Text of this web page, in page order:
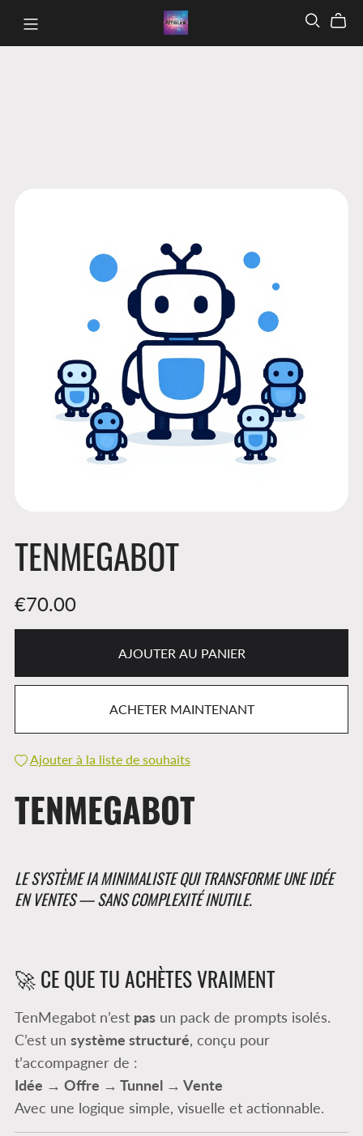
TENMEGABOT
€70.00
AJOUTER AU PANIER
ACHETER MAINTENANT
Ajouter à la liste de souhaits
TENMEGABOT
LE SYSTÈME IA MINIMALISTE QUI TRANSFORME UNE IDÉE
EN VENTES — SANS COMPLEXITÉ INUTILE.
🚀 CE QUE TU ACHÈTES VRAIMENT
TenMegabot n’est pasun pack de prompts isolés.
C’est un système structuré, conçu pour
t’accompagner de :
Idée → Offre → Tunnel → Vente
Avec une logique simple, visuelle et actionnable.